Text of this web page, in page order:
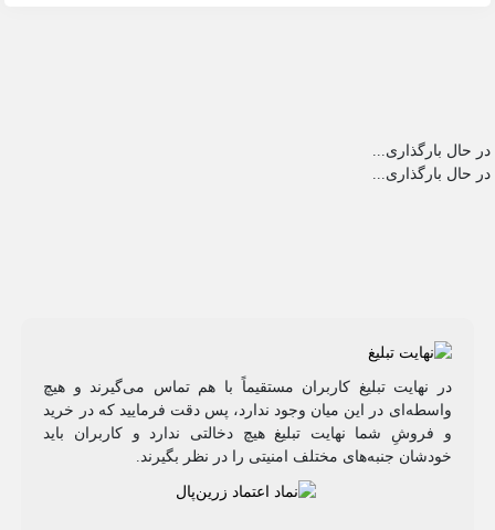
در حال بارگذاری...
در حال بارگذاری...
در نهایت تبلیغ کاربران مستقیماً با هم تماس می‌گیرند و هیچ
واسطه‌ای در این میان وجود ندارد، پس دقت فرمایید که در خرید
و فروشِ شما نهایت تبلیغ هیچ دخالتی ندارد و کاربران باید
خودشان جنبه‌های مختلف امنیتی را در نظر بگیرند.